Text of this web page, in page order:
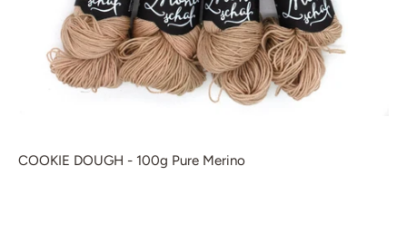
COOKIE DOUGH - 100g Pure Merino